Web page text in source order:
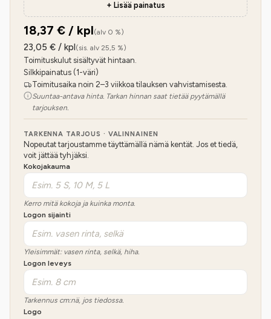
+ Lisää painatus
18,37 € / kpl(alv 0 %)
23,05 € / kpl(sis. alv 25,5 %)
Toimituskulut sisältyvät hintaan.
Silkkipainatus (1-väri)
Toimitusaika noin 2–3 viikkoa tilauksen vahvistamisesta.
Suuntaa-antava hinta. Tarkan hinnan saat tietää pyytämällä
tarjouksen.
TARKENNA TARJOUS · VALINNAINEN
Nopeutat tarjoustamme täyttämällä nämä kentät. Jos et tiedä,
voit jättää tyhjäksi.
Kokojakauma
Kerro mitä kokoja ja kuinka monta.
Logon sijainti
Yleisimmät: vasen rinta, selkä, hiha.
Logon leveys
Tarkennus cm:nä, jos tiedossa.
Logo